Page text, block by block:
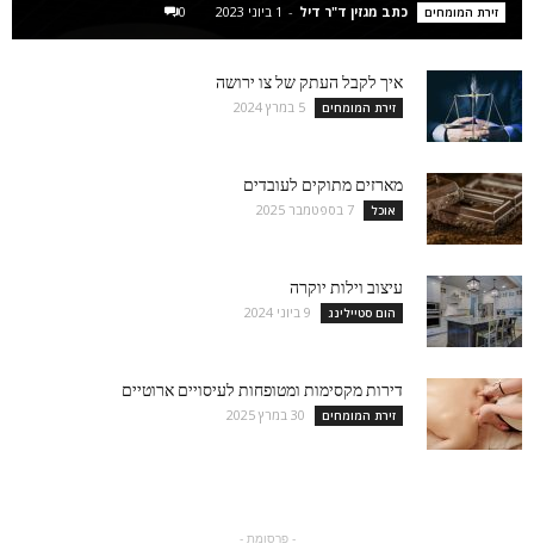
זירת המומחים כתב מגזין ד"ר דיל - 1 ביוני 2023 0
איך לקבל העתק של צו ירושה
זירת המומחים 5 במרץ 2024
מארזים מתוקים לעובדים
אוכל 7 בספטמבר 2025
עיצוב וילות יוקרה
הום סטיילינג 9 ביוני 2024
דירות מקסימות ומטופחות לעיסויים ארוטיים
זירת המומחים 30 במרץ 2025
- פרסומת -